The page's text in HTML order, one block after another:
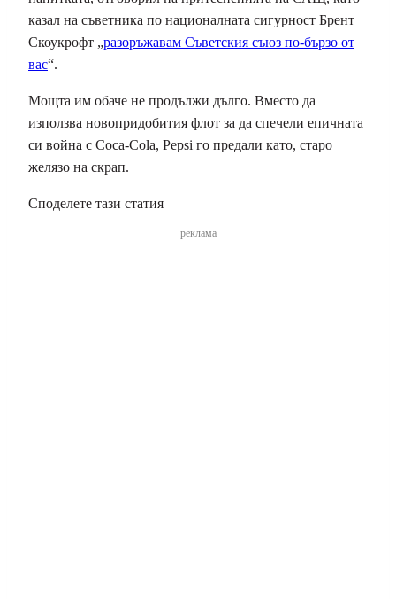
казал на съветника по националната сигурност Брент
Скоукрофт „разоръжавам Съветския съюз по-бързо от
вас“.
Мощта им обаче не продължи дълго. Вместо да
използва новопридобития флот за да спечели епичната
си война с Coca-Cola, Pepsi го предали като, старо
желязо на скрап.
Споделете тази статия
реклама